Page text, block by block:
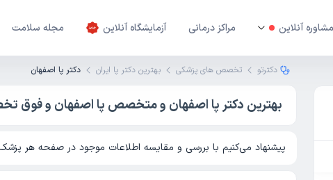
مشاوره آنلاین مراکز درمانی آزمایشگاه آنلاین مجله سلامت
دکترتو تخصص های پزشکی بهترین دکتر پا ایران دکتر پا اصفهان
بهترین دکتر پا اصفهان و متخصص پا اصفهان و فوق
پیشنهاد می‌کنیم با بررسی و مقایسه اطلاعات موجود در صفحه هر